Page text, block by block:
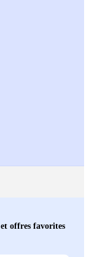
et offres favorites